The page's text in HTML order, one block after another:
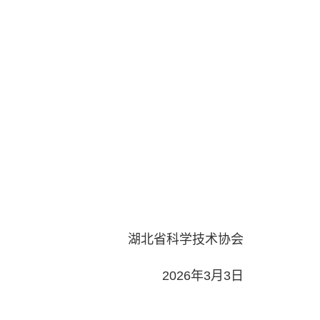
湖北省科学技术协会
2026年3月3日